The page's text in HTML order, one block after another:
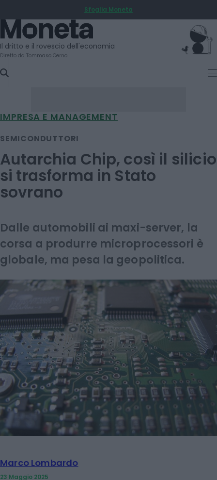
TO
CONTENT
Sfoglia Moneta
Moneta
Il dritto e il rovescio dell'economia
Diretto da Tommaso Cerno
IMPRESA E MANAGEMENT
SEMICONDUTTORI
Autarchia Chip, così il silicio
si trasforma in Stato
sovrano
Dalle automobili ai maxi-server, la
corsa a produrre microprocessori è
globale, ma pesa la geopolitica.
Marco Lombardo
23 Maggio 2025